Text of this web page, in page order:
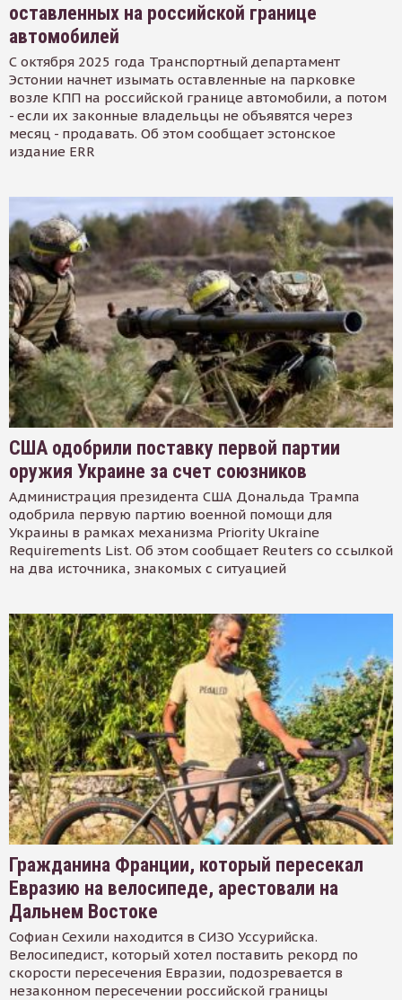
оставленных на российской границе
автомобилей
С октября 2025 года Транспортный департамент
Эстонии начнет изымать оставленные на парковке
возле КПП на российской границе автомобили, а потом
- если их законные владельцы не объявятся через
месяц - продавать. Об этом сообщает эстонское
издание ERR
США одобрили поставку первой партии
оружия Украине за счет союзников
Администрация президента США Дональда Трампа
одобрила первую партию военной помощи для
Украины в рамках механизма Priority Ukraine
Requirements List. Об этом сообщает Reuters со ссылкой
на два источника, знакомых с ситуацией
Гражданина Франции, который пересекал
Евразию на велосипеде, арестовали на
Дальнем Востоке
Софиан Сехили находится в СИЗО Уссурийска.
Велосипедист, который хотел поставить рекорд по
скорости пересечения Евразии, подозревается в
незаконном пересечении российской границы